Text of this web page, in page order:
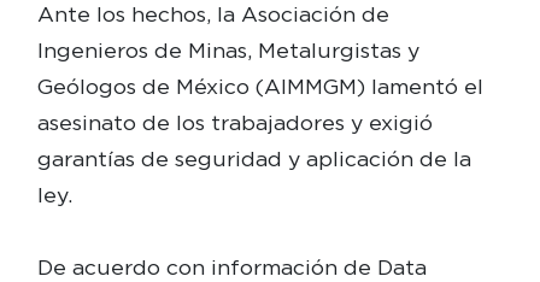
Ante los hechos, la Asociación de
Ingenieros de Minas, Metalurgistas y
Geólogos de México (AIMMGM) lamentó el
asesinato de los trabajadores y exigió
garantías de seguridad y aplicación de la
ley.
De acuerdo con información de Data